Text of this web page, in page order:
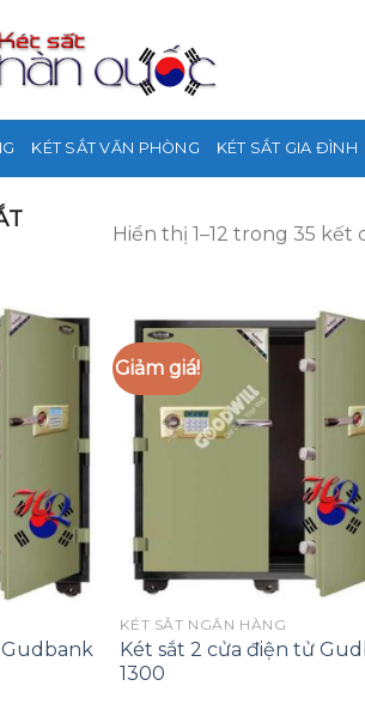
KÉT SẮT VĂN PHÒNG KÉT SẮT GIA ĐÌNH
Hiển thị 1–12 trong 35 kết
Giảm giá!
KÉT SẮT NGÂN HÀNG
Két sắt 2 cửa điện tử
1300